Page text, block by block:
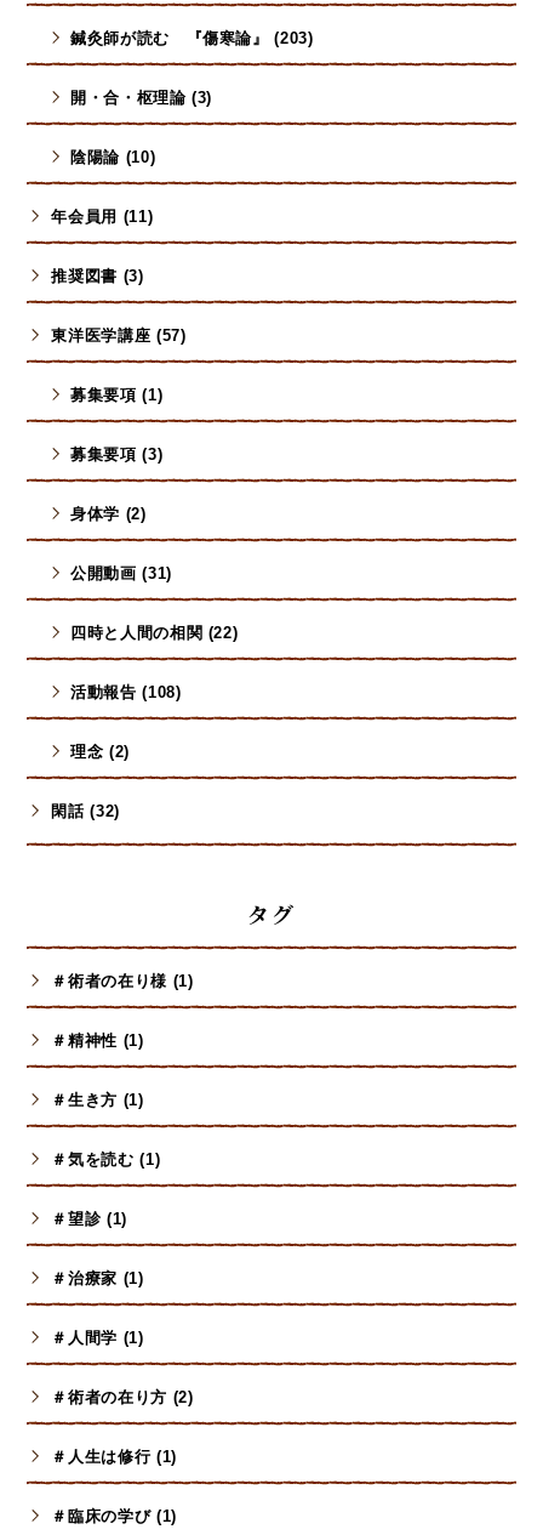
鍼灸師が読む 『傷寒論』 (203)
開・合・枢理論 (3)
陰陽論 (10)
年会員用 (11)
推奨図書 (3)
東洋医学講座 (57)
募集要項 (1)
募集要項 (3)
身体学 (2)
公開動画 (31)
四時と人間の相関 (22)
活動報告 (108)
理念 (2)
閑話 (32)
タグ
＃術者の在り様 (1)
＃精神性 (1)
＃生き方 (1)
＃気を読む (1)
＃望診 (1)
＃治療家 (1)
＃人間学 (1)
＃術者の在り方 (2)
＃人生は修行 (1)
＃臨床の学び (1)